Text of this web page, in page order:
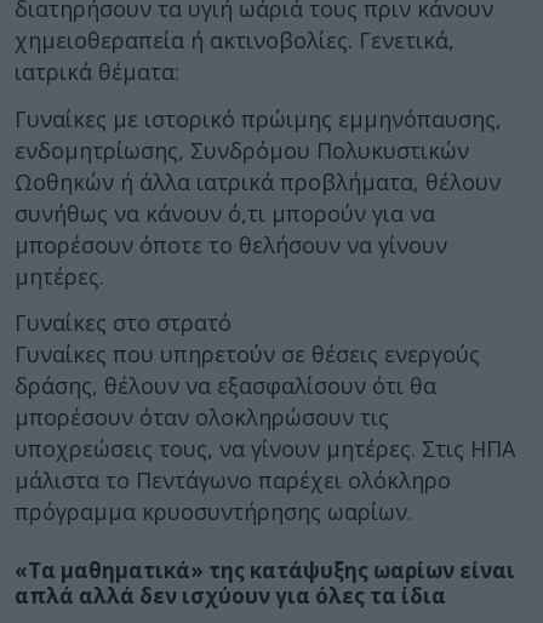
διατηρήσουν τα υγιή ωάριά τους πριν κάνουν
χημειοθεραπεία ή ακτινοβολίες. Γενετικά,
ιατρικά θέματα:
Γυναίκες με ιστορικό πρώιμης εμμηνόπαυσης,
ενδομητρίωσης, Συνδρόμου Πολυκυστικών
Ωοθηκών ή άλλα ιατρικά προβλήματα, θέλουν
συνήθως να κάνουν ό,τι μπορούν για να
μπορέσουν όποτε το θελήσουν να γίνουν
μητέρες.
Γυναίκες στο στρατό
Γυναίκες που υπηρετούν σε θέσεις ενεργούς
δράσης, θέλουν να εξασφαλίσουν ότι θα
μπορέσουν όταν ολοκληρώσουν τις
υποχρεώσεις τους, να γίνουν μητέρες. Στις ΗΠΑ
μάλιστα το Πεντάγωνο παρέχει ολόκληρο
πρόγραμμα κρυοσυντήρησης ωαρίων.
«Τα μαθηματικά» της κατάψυξης ωαρίων είναι
απλά αλλά δεν ισχύουν για όλες τα ίδια